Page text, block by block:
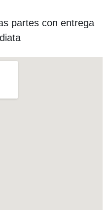
partes con entrega